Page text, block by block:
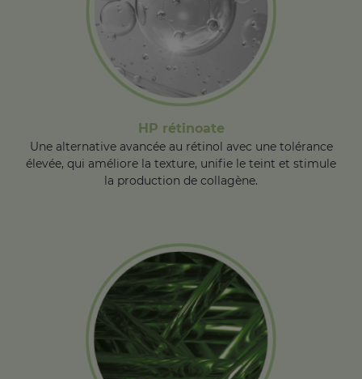
HP rétinoate
Une alternative avancée au rétinol avec une tolérance
élevée, qui améliore la texture, unifie le teint et stimule
la production de collagène.